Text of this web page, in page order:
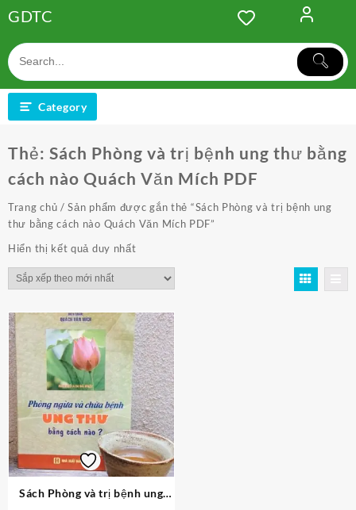
to
content
GDTC
Category
Thẻ: Sách Phòng và trị bệnh ung thư bằng
cách nào Quách Văn Mích PDF
Trang chủ / Sản phẩm được gắn thẻ “Sách Phòng và trị bệnh ung
thư bằng cách nào Quách Văn Mích PDF”
Hiển thị kết quả duy nhất
Sách Phòng và trị bệnh ung